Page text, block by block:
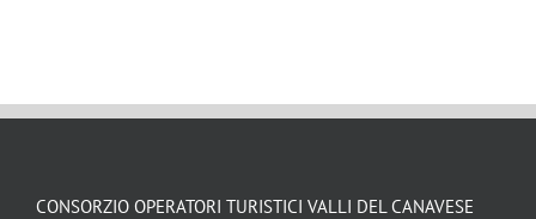
CONSORZIO OPERATORI TURISTICI VALLI DEL CANAVESE